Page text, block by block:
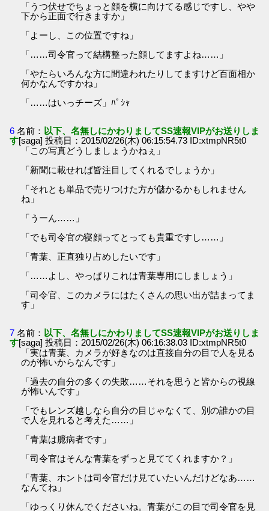
「うつ伏せでちょっと顔を横に向けてる感じですし、やや
下から正面で行きますか」
「よーし、この位置ですね」
「……司令官って結構整った顔してますよね……」
「やたらいろんな方に間違われたりしてますけど百面相か
何かなんですかね」
「……はいっチーズ」ﾊﾟｼｬ
6 名前： 以下、名無しにかわりましてSS速報VIPがお送りしま
す[saga] 投稿日：2015/02/26(木) 06:15:54.73 ID:xtmpNR5t0
「この写真どうしましょうかねぇ」
「新聞に載せれば皆注目してくれるでしょうか」
「それとも単品で売りつけた方が儲かるかもしれません
ね」
「うーん……」
「でも司令官の寝顔ってとっても貴重ですし……」
「青葉、正直独り占めしたいです」
「……よし、やっぱりこれは青葉専用にしましょう」
「司令官、このカメラにはたくさんの思い出が詰まってま
す」
7 名前： 以下、名無しにかわりましてSS速報VIPがお送りしま
す[saga] 投稿日：2015/02/26(木) 06:16:38.03 ID:xtmpNR5t0
「実は青葉、カメラが好きなのは直接自分の目で人を見る
のが怖いからなんです」
「過去の自分の多くの失敗……それを思うと皆からの視線
が怖いんです」
「でもレンズ越しなら自分の目じゃなくて、別の誰かの目
で人を見れると考えた……」
「青葉は臆病者です」
「司令官はそんな青葉をずっと見ててくれますか？」
「青葉、ホントは司令官だけ見ていたいんだけどなあ……
なんてね」
「ゆっくり休んでくださいね。青葉がこの目で司令官を見